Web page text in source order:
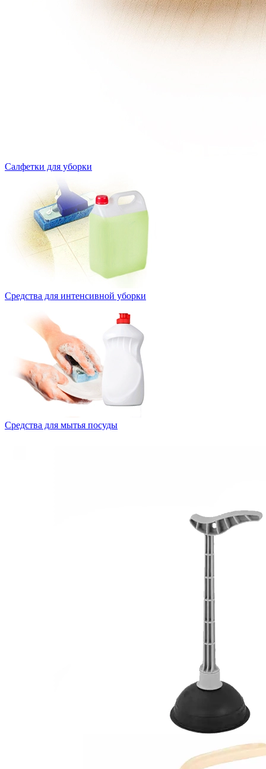
Салфетки для уборки
Средства для интенсивной уборки
Средства для мытья посуды